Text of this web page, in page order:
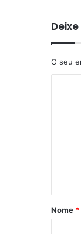
O seu
r
Nome *